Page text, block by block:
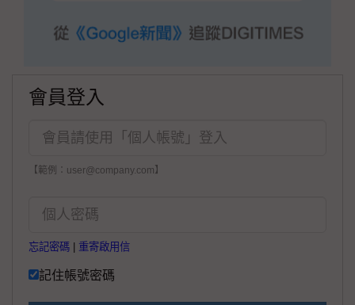
會員登入
【範例：user@company.com】
忘記密碼 重寄啟用信
記住帳號密碼